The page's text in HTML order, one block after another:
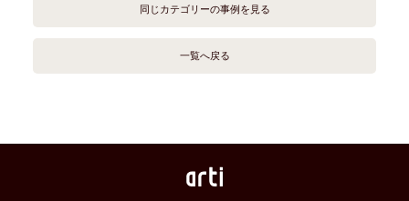
同じカテゴリーの事例を見る
一覧へ戻る